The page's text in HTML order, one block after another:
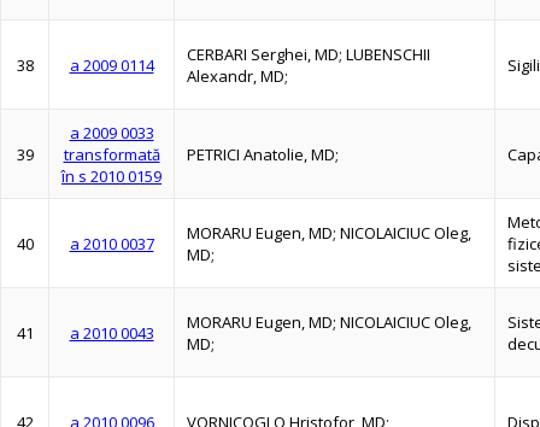
38 a 2009 0114
CERBARI Serghei, MD; LUBENSCHII
Alexandr, MD;
39
a 2009 0033
transformată
în s 2010 0159
PETRICI Anatolie, MD;
40 a 2010 0037
MORARU Eugen, MD; NICOLAICIUC Oleg,
MD;
41 a 2010 0043
MORARU Eugen, MD; NICOLAICIUC Oleg,
MD;
42 a 2010 0096 VORNICOGLO Hristofor, MD;